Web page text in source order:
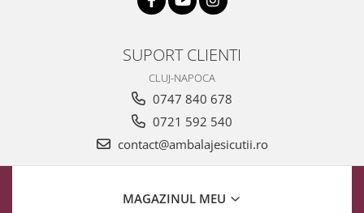
SUPORT CLIENTI
CLUJ-NAPOCA
0747 840 678
0721 592 540
contact@ambalajesicutii.ro
MAGAZINUL MEU